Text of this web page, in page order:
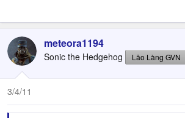
meteora1194
Sonic the Hedgehog Lão Làng GVN
3/4/11